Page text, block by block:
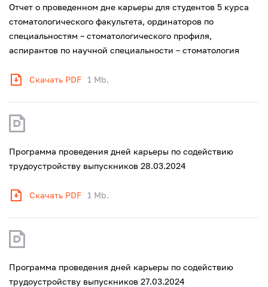
Отчет о проведенном дне карьеры для студентов 5 курса
стоматологического факультета, ординаторов по
специальностям – стоматологического профиля,
аспирантов по научной специальности – стоматология
Скачать PDF 1 Mb.
Программа проведения дней карьеры по содействию
трудоустройству выпускников 28.03.2024
Скачать PDF 1 Mb.
Программа проведения дней карьеры по содействию
трудоустройству выпускников 27.03.2024